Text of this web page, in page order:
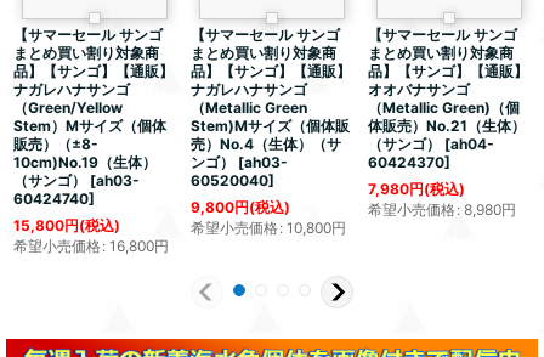
【サマーセール サンゴ
まとめ買い割り対象商
品】【サンゴ】【通販】
ナガレハナサンゴ
（Green/Yellow
Stem）Mサイズ（個体
販売）（±8-
10cm)No.19（生体）
（サンゴ）
[ah03-
60424740]
15,800円(税込)
希望小売価格: 16,800円
【サマーセール サンゴ
まとめ買い割り対象商
品】【サンゴ】【通販】
ナガレハナサンゴ
（Metallic Green
Stem)Mサイズ（個体販
売）No.4（生体）（サ
ンゴ）
[ah03-
60520040]
9,800円(税込)
希望小売価格: 10,800円
【サマーセール サンゴ
まとめ買い割り対象商
品】【サンゴ】【通販】
オオバナサンゴ
（Metallic Green)（個
体販売）No.21（生体）
（サンゴ）
[ah04-
60424370]
7,980円(税込)
希望小売価格: 8,980円